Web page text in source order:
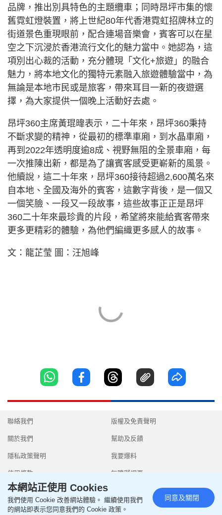
品牌，推出別具特色的主題纜車；同時昂坪市集的懷
舊霓虹燈裝置，將上世紀80年代香港霓虹招牌林立的
街道景色重現眼前，配合連場音樂會，賓客可以在星
空之下沉浸於香港流行文化的魅力當中。她認為，這
項別出心裁的活動，充分體現「文化+旅遊」的融合
魅力，將本地文化的獨特元素融入旅遊體驗當中，為
無論是本地市民或是旅客，帶來耳目一新的夜遊選
擇，為大家提供一個晚上活動好去處。
昂坪360主席黃琨暐表示，二十年來，昂坪360秉持
不斷求變的精神，從最初的標準車廂，到水晶車廂，
再到2022年透明度逾8成、視野無阻的全景車廂，每
一次推陳出新，都是為了讓賓客感受更嶄新的風景。
他續說，這二十年來，昂坪360接待超過2,600萬名來
自本地、全國及海外的賓客，這數字背後，是一個又
一個笑臉、一段又一段故事，這些故事正正是昂坪
360二十年來最珍貴的片段，希望將來能給賓客帶來
更多更精彩的體驗，為他們編織更多感人的故事。
文：龍芷莹 圖：汪旭峰
聯絡我們
關於我們
隱私政策聲明
使用條款
版權及免責聲明
幫助及反饋
我要爆料
無障礙網頁
Copyright © 2026 SingTao Ltd.All rights reserved.
本網站正使用 Cookies
我們使用 Cookie 改善網站體驗。 繼續使用我們
的網站即表示您同意我們的 Cookie 政策。
同意及關閉